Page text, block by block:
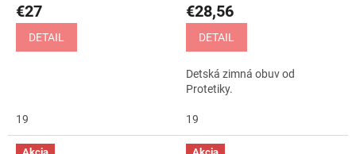
€27
DETAIL
19
€28,56
DETAIL
Detská zimná obuv od
Protetiky.
19